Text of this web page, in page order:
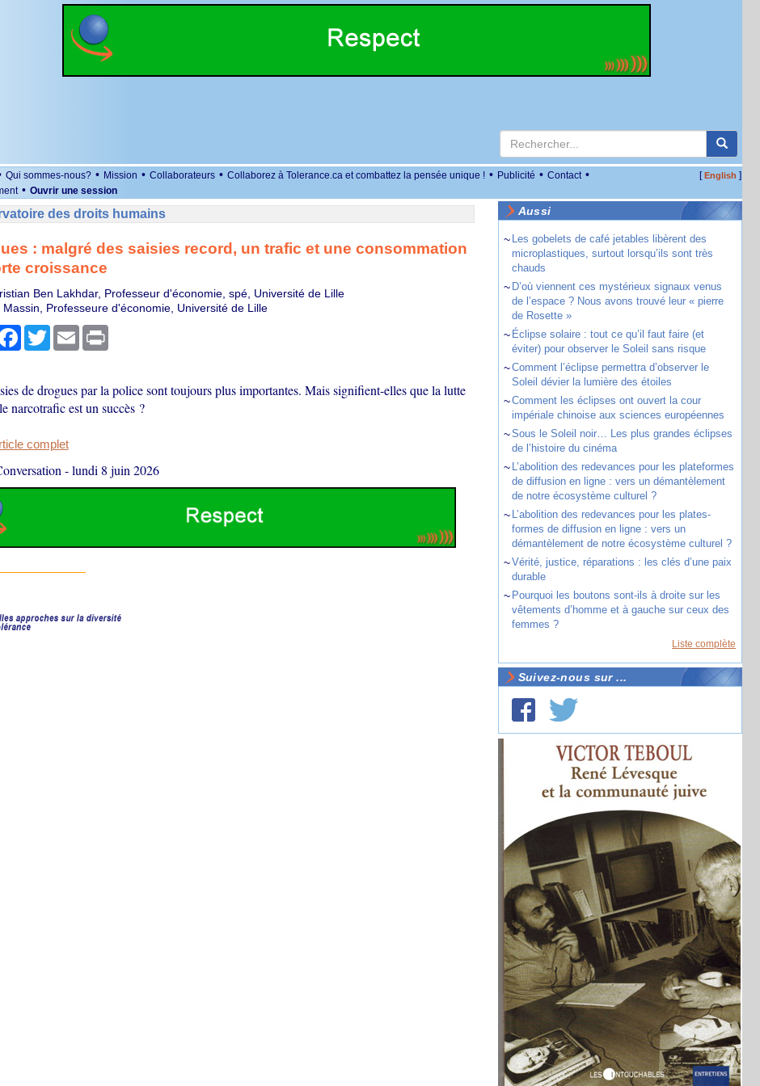
Qui sommes-nous? • Mission • Collaborateurs • Collaborez à Tolerance.ca et combattez la pensée unique ! • Publicité • Contact •
• Ouvrir une session
[English ]
des droits humains
: malgré des saisies record, un trafic et une consommation
croissance
Ben Lakhdar, Professeur d'économie, spé, Université de Lille
Massin, Professeure d'économie, Université de Lille
Facebook
TwitterEmail Print
de drogues par la police sont toujours plus importantes. Mais signifient-elles que la lutte
narcotrafic est un succès ?
complet
-lundi 8 juin 2026
Aussi
~ Les gobelets de café jetables libèrent des
microplastiques, surtout lorsqu’ils sont très
chauds
~ D’où viennent ces mystérieux signaux venus
de l’espace ? Nous avons trouvé leur « pierre
de Rosette »
~ Éclipse solaire : tout ce qu’il faut faire (et
éviter) pour observer le Soleil sans risque
~Comment l’éclipse permettra d’observer le
Soleil dévier la lumière des étoiles
~Comment les éclipses ont ouvert la cour
impériale chinoise aux sciences européennes
~Sous le Soleil noir… Les plus grandes éclipses
de l’histoire du cinéma
~ L’abolition des redevances pour les plateformes
de diffusion en ligne : vers un démantèlement
de notre écosystème culturel ?
~ L’abolition des redevances pour les plates-
formes de diffusion en ligne : vers un
démantèlement de notre écosystème culturel ?
~Vérité, justice, réparations : les clés d’une paix
durable
~ Pourquoi les boutons sont-ils à droite sur les
vêtements d’homme et à gauche sur ceux des
femmes ?
Liste complète
Suivez-nous sur ...